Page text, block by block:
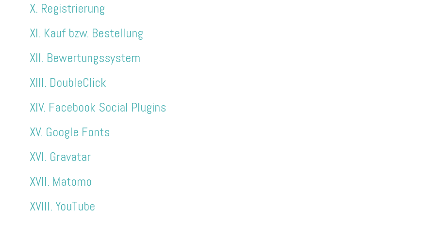
X. Registrierung
XI. Kauf bzw. Bestellung
XII. Bewertungssystem
XIII. DoubleClick
XIV. Facebook Social Plugins
XV. Google Fonts
XVI. Gravatar
XVII. Matomo
XVIII. YouTube